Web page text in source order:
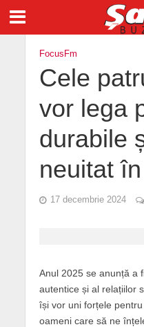
FocusFm
Cele
vor lega
durabile
neuitat
17 decembrie 2024
Anul 2025 se anunță a
autentice și al relațiilor
își vor uni forțele
oameni care să ne